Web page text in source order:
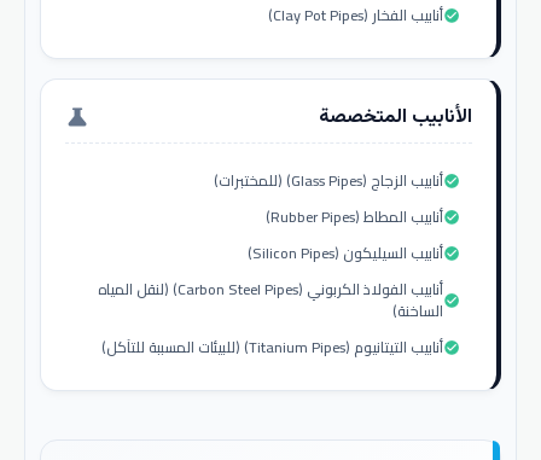
أنابيب الفخار (Clay Pot Pipes)check_circle
الأنابيب المتخصصة science
أنابيب الزجاج (Glass Pipes) (للمختبرات)check_circle
أنابيب المطاط (Rubber Pipes)check_circle
أنابيب السيليكون (Silicon Pipes)check_circle
أنابيب الفولاذ الكربوني (Carbon Steel Pipes) (لنقل المياه
الساخنة)check_circle
أنابيب التيتانيوم (Titanium Pipes) (للبيئات المسببة للتآكل)check_circle